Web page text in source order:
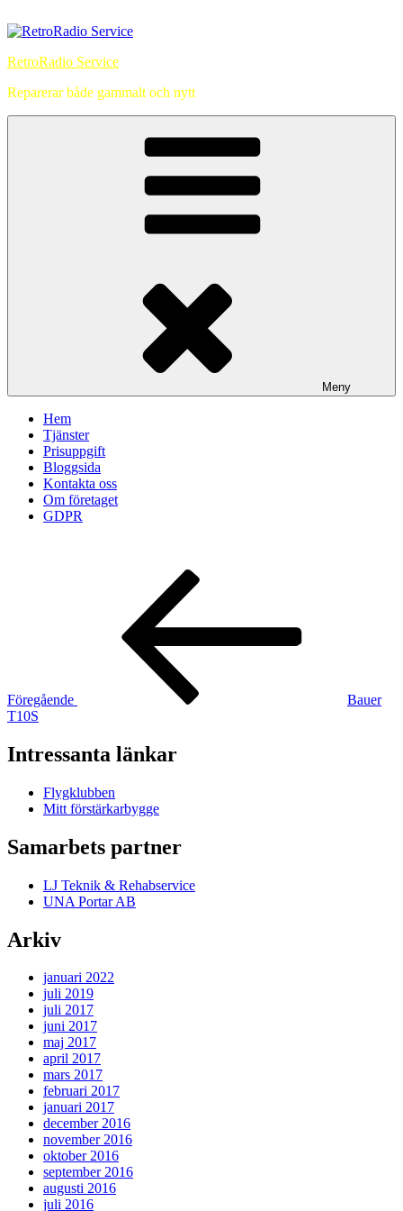
till
RetroRadio Service
Reparerar både gammalt och nytt
Meny
Hem
Tjänster
Prisuppgift
Bloggsida
Kontakta oss
Om företaget
GDPR
Inläggsnavigering
Föregående
Bauer
T10S
Intressanta länkar
Flygklubben
Mitt förstärkarbygge
Samarbets partner
LJ Teknik & Rehabservice
UNA Portar AB
Arkiv
januari 2022
juli 2019
juli 2017
juni 2017
maj 2017
april 2017
mars 2017
februari 2017
januari 2017
december 2016
november 2016
oktober 2016
september 2016
augusti 2016
juli 2016